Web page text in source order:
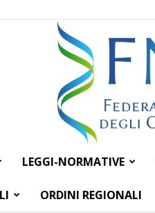
LEGGI-NORMATIVE
ORDINI REGIONALI